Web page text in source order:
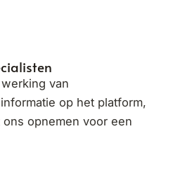
van
op het platform,
opnemen voor een